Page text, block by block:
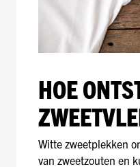
HOE
Witte zweetplekken
van zweetzouten en